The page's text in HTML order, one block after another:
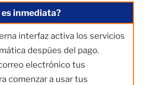
inmediata?
interfaz activa los servicios
despúes del pago.
electrónico tus
comenzar a usar tus